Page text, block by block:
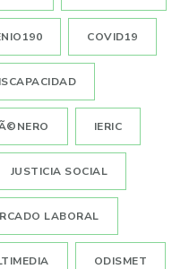
COVID19
IERIC
JUSTICIA SOCIAL
LABORAL
ODISMET